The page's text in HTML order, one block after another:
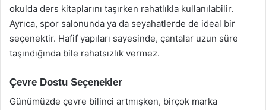
okulda ders kitaplarını taşırken rahatlıkla kullanılabilir.
Ayrıca, spor salonunda ya da seyahatlerde de ideal bir
seçenektir. Hafif yapıları sayesinde, çantalar uzun süre
taşındığında bile rahatsızlık vermez.
Çevre Dostu Seçenekler
Günümüzde çevre bilinci artmışken, birçok marka